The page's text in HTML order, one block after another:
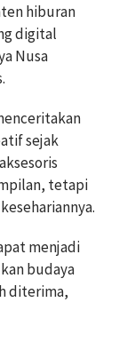
hiburan
digital
Nusa
sejak
tetapi
menjadi
budaya
diterima,